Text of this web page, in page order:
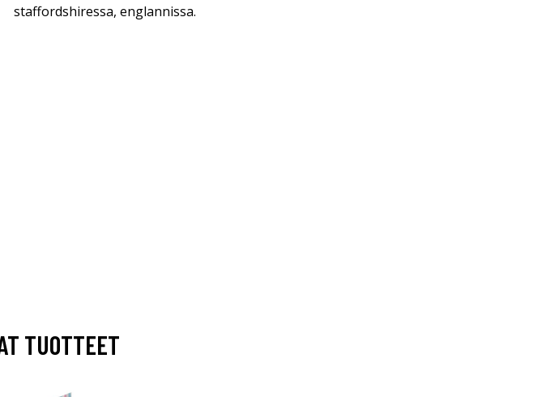
staffordshiressa, englannissa.
TUOTTEET